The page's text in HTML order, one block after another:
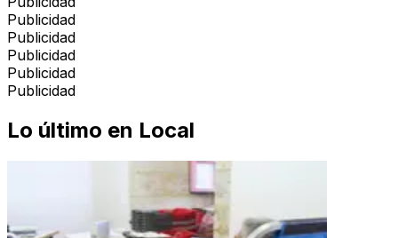
Publicidad
Publicidad
Publicidad
Publicidad
Publicidad
Lo último en Local